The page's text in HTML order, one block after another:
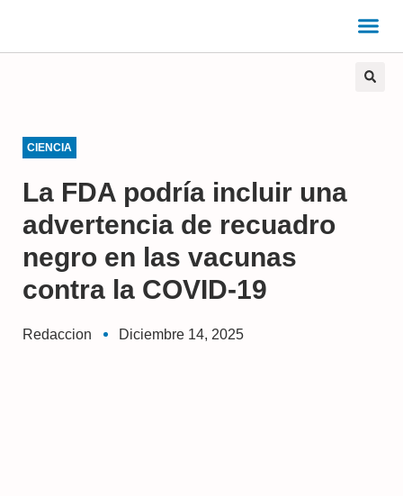
CIENCIA
La FDA podría incluir una
advertencia de recuadro
negro en las vacunas
contra la COVID-19
Redaccion Diciembre 14, 2025